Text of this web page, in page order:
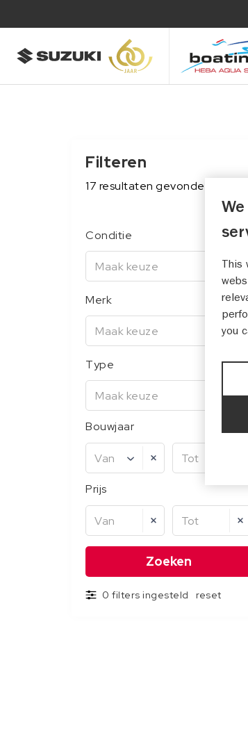
Filteren
17 resultaten gevonden
Conditie
Maak keuze
Merk
Maak keuze
Type
Maak keuze
Bouwjaar
Van Tot
Prijs
Van Tot
0 filters ingesteld reset
This
you